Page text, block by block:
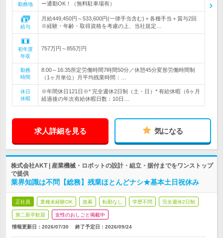
勤務地
ー通勤OK！（無料駐車場有）
給与
月給449,450円～533,600円(一律手当含む)＋各種手当＋賞与2回
※経験・年齢・取得資格を考慮の上、当社規定…
初年度
年収
757万円～855万円
勤務
時間
8:00～16:35所定労働時間7時間50分／休憩45分変形労働時間制
（1ヶ月単位）月平均残業時間：…
休日
休暇
※年間休日121日※* 完全週休2日制（土・日）* 有給休暇（6ヶ月
経過後の年次有給休暇日数：10日…
求人詳細を見る 気になる
株式会社AKT | 産業機械・ロボットの設計・組立・据付までをワンストップ
で提供
業界知識は不問【総務】残業ほとんどナシ★基本土日祝休み
正社員 業種未経験OK 急募 転勤なし 学歴不問 完全週休2日制
第二新卒歓迎 女性のおしごと掲載中
情報更新日：2026/07/30 終了予定日： 2026/09/24